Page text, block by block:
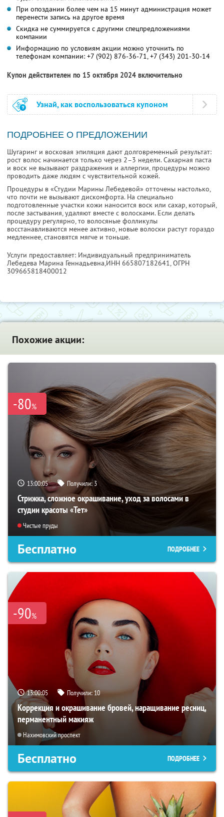
При опоздании более чем на 15 минут администрация может
перенести запись на другое время
Скидка не суммируется с другими спецпредложениями
компании
Информацию по условиям акции можно уточнить по
телефонам компании: +7 (902) 876-36-71, +7 (343) 201-30-14
Купон действителен по 15 октября 2024 включительно
Узнай, как воспользоваться купоном
ПОДРОБНЕЕ О ПРЕДЛОЖЕНИИ
Шугаринг и восковая эпиляция дают долговременный результат:
рост волос начинается только через 2–3 недели. Сахарная паста
и воск не вызывают раздражения и аллергии, процедуры можно
проводить даже людям с чувствительной кожей.
Процедуры в «Студии Марины Лебедевой» отточены настолько,
что почти не вызывают дискомфорта. На специально
подготовленные участки кожи наносится воск или сахар, который,
после застывания, удаляют вместе с волосками. Если делать
процедуру регулярно, то волосяные фолликулы
восстанавливаются менее активно, новые волоски растут гораздо
медленнее, становятся мягче и тоньше.
Услуги предоставляет: Индивидуальный предприниматель
Лебедева Марина Геннадьевна,ИНН 665807182641, ОГРН
309665818400012
Похожие акции:
-80%
13:00:03 Получили:3
Стрижка, сложное окрашивание, уход за волосами в
студии красоты «Тет»
Чистые пруды
Бесплатно ПОДРОБНЕЕ
-90%
13:00:03 Получили:10
Коррекция и окрашивание бровей, наращивание ресниц,
перманентный макияж
Нахимовский проспект
Бесплатно ПОДРОБНЕЕ